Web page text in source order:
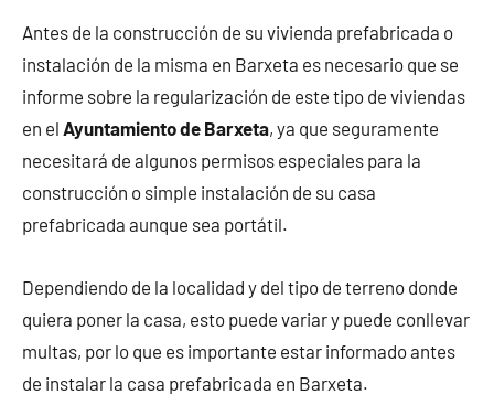
Antes de la construcción de su vivienda prefabricada o
instalación de la misma en Barxeta es necesario que se
informe sobre la regularización de este tipo de viviendas
en el Ayuntamiento de Barxeta, ya que seguramente
necesitará de algunos permisos especiales para la
construcción o simple instalación de su casa
prefabricada aunque sea portátil.
Dependiendo de la localidad y del tipo de terreno donde
quiera poner la casa, esto puede variar y puede conllevar
multas, por lo que es importante estar informado antes
de instalar la casa prefabricada en Barxeta.